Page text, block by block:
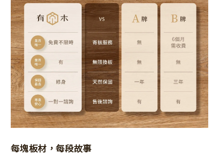
每塊板材，每段故事